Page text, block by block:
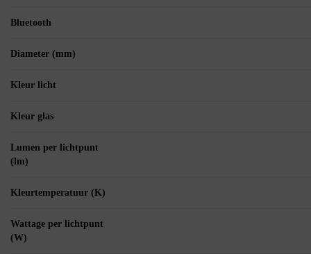
Bluetooth
Diameter (mm)
Kleur licht
Kleur glas
Lumen per lichtpunt
(lm)
Kleurtemperatuur (K)
Wattage per lichtpunt
(W)